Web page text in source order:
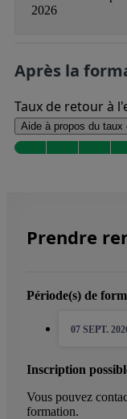
2026
Après la
Taux de retour à
Aide à propos du taux
Prendre
Période(s) de
07 SEPT.
Inscription
Vous pouvez
formation.